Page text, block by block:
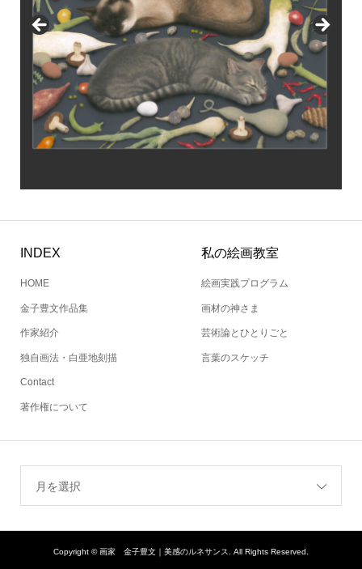
INDEX
HOME
金子豊文作品集
作家紹介
独自画法・白亜地刻描
Contact
著作権について
私の絵画教室
絵画実践プログラム
画材の神さま
芸術論とひとりごと
言葉のスケッチ
月を選択
Copyright ©画家 金子豊文｜美感のルネサンス. All Rights Reserved.